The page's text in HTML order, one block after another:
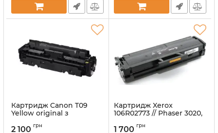
Картридж Canon T09
Yellow original з
Артикул:
2 100 грн
Картридж Xerox
106R02773 // Phaser 3020,
заправкою першохід
1 700 грн